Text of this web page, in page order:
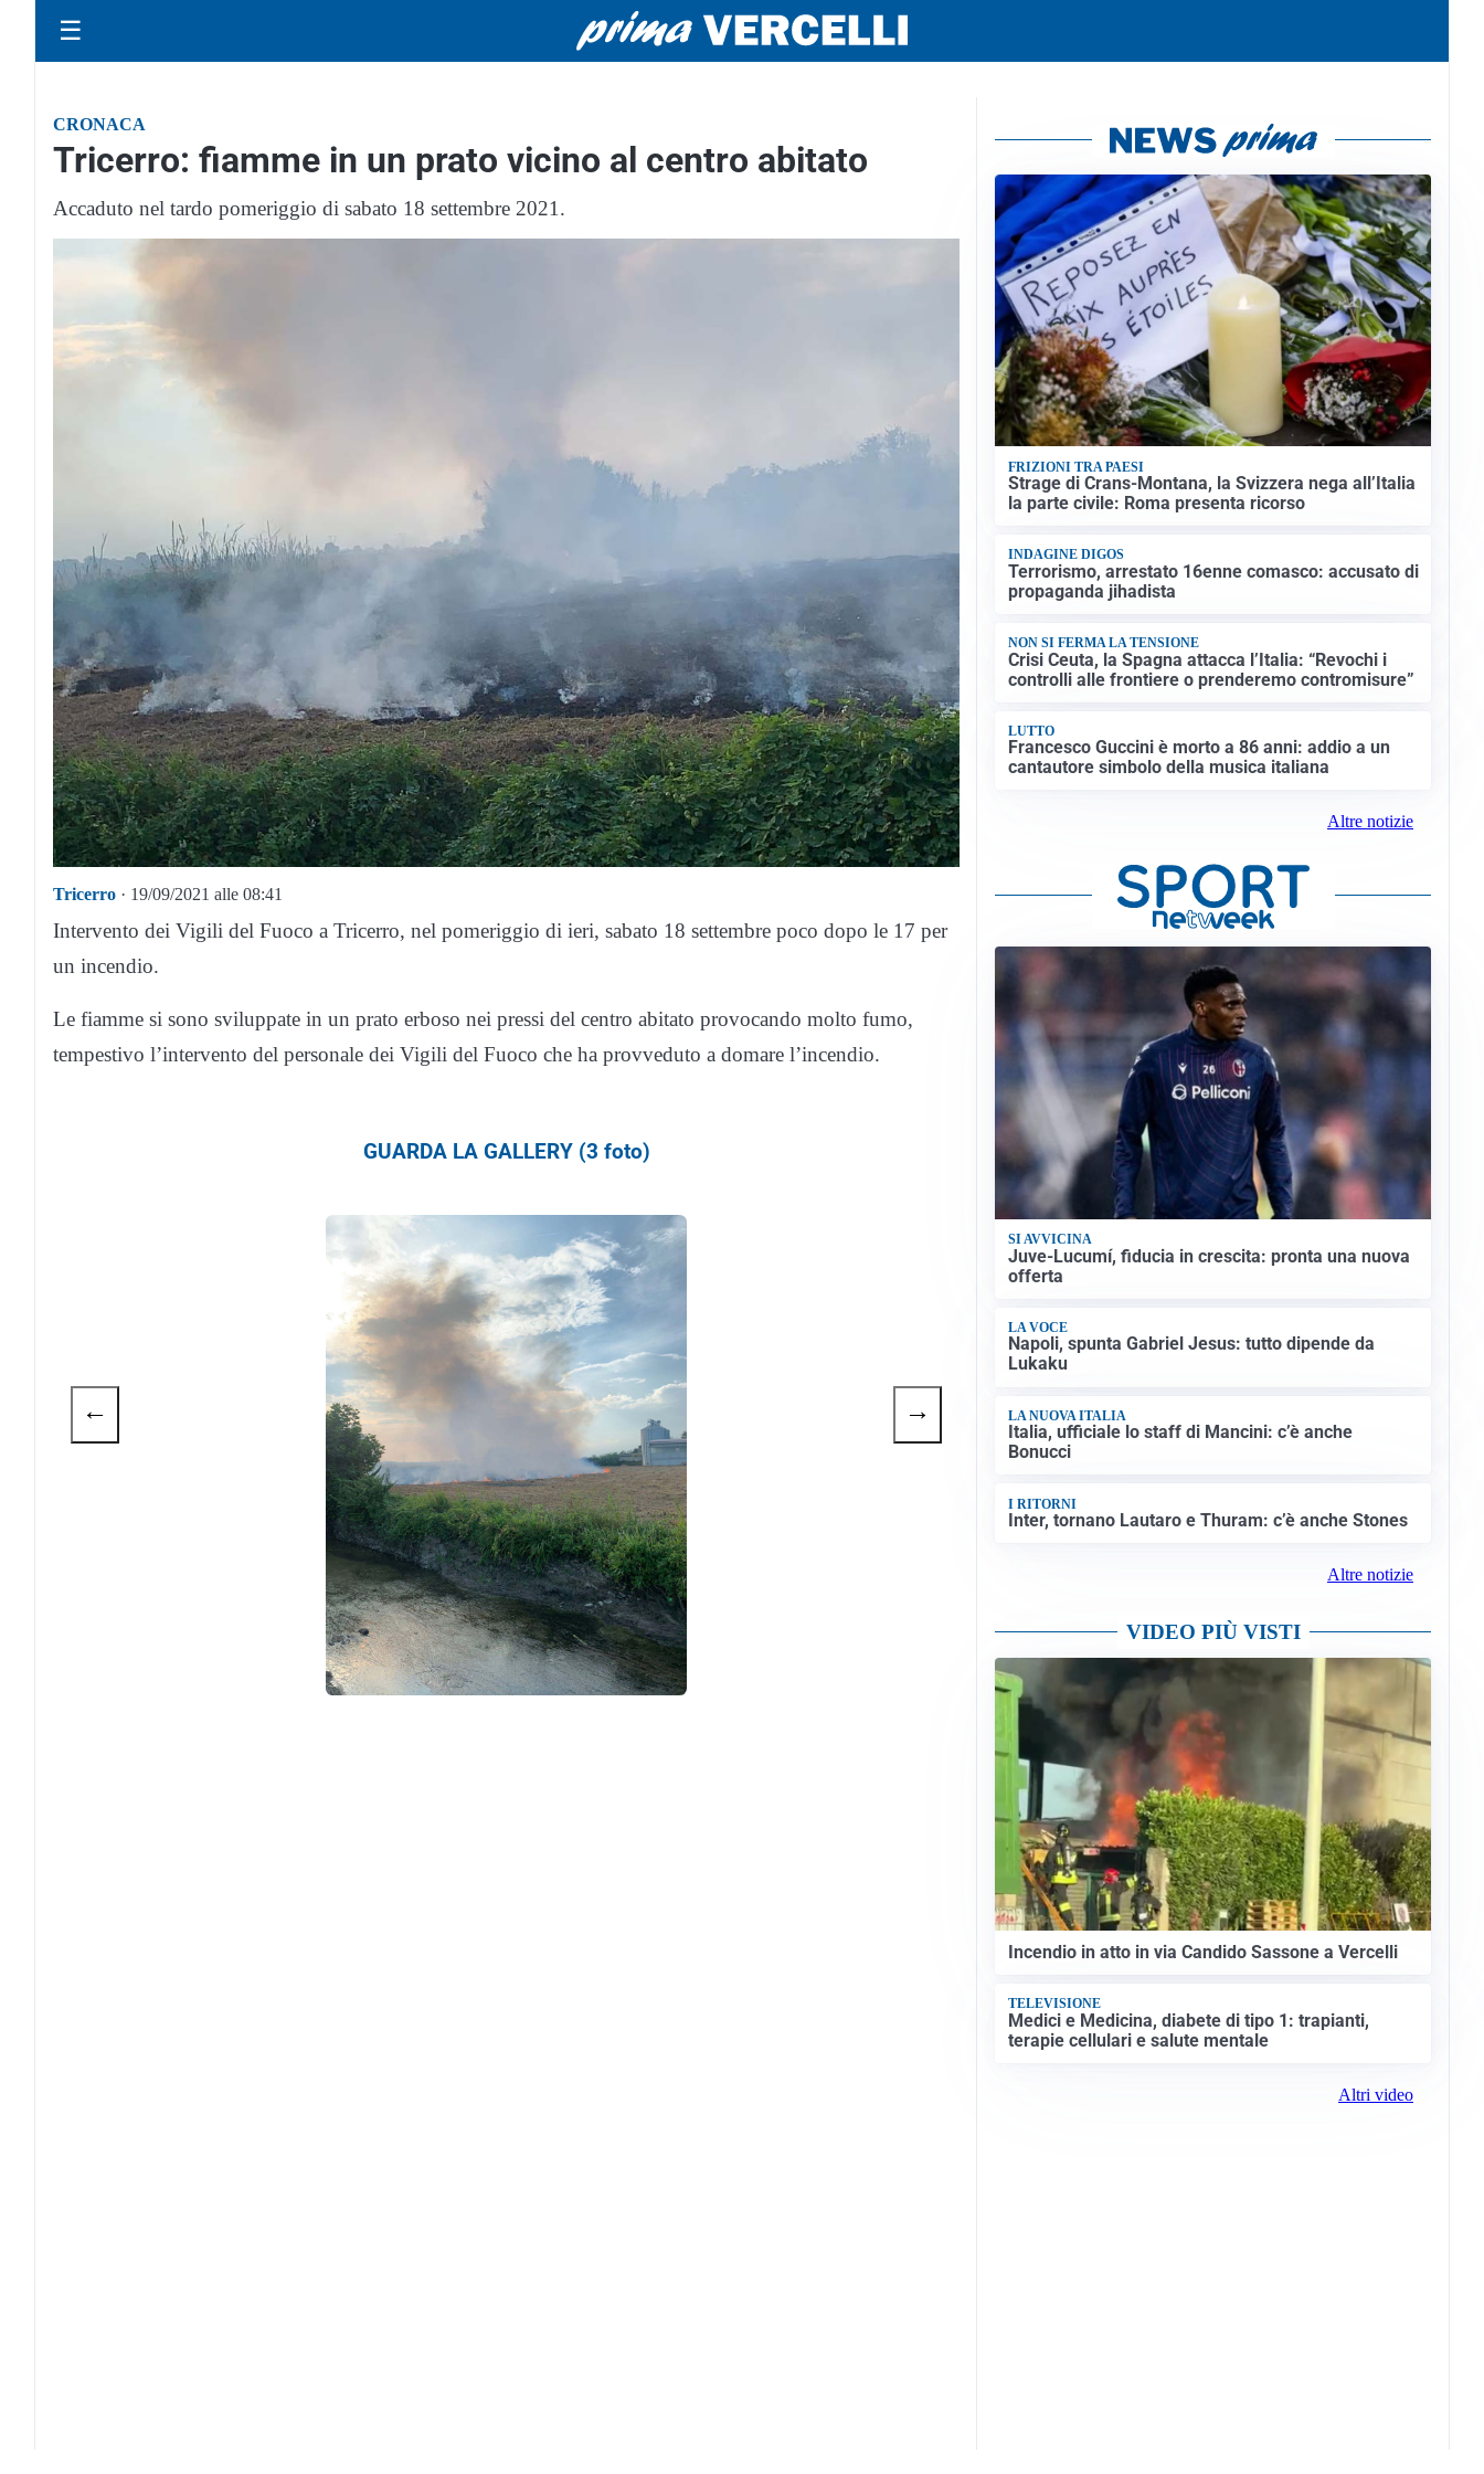
☰
CRONACA
Tricerro: fiamme in un prato vicino al centro abitato
Accaduto nel tardo pomeriggio di sabato 18 settembre 2021.
Tricerro · 19/09/2021 alle 08:41
Intervento dei Vigili del Fuoco a Tricerro, nel pomeriggio di ieri, sabato 18 settembre poco dopo le 17 per
un incendio.
Le fiamme si sono sviluppate in un prato erboso nei pressi del centro abitato provocando molto fumo,
tempestivo l’intervento del personale dei Vigili del Fuoco che ha provveduto a domare l’incendio.
GUARDA LA GALLERY (3 foto)
← →
FRIZIONI TRA PAESI
Strage di Crans-Montana, la Svizzera nega all’Italia
la parte civile: Roma presenta ricorso
INDAGINE DIGOS
Terrorismo, arrestato 16enne comasco: accusato di
propaganda jihadista
NON SI FERMA LA TENSIONE
Crisi Ceuta, la Spagna attacca l’Italia: “Revochi i
controlli alle frontiere o prenderemo contromisure”
LUTTO
Francesco Guccini è morto a 86 anni: addio a un
cantautore simbolo della musica italiana
Altre notizie
SI AVVICINA
Juve-Lucumí, fiducia in crescita: pronta una nuova
offerta
LA VOCE
Napoli, spunta Gabriel Jesus: tutto dipende da
Lukaku
LA NUOVA ITALIA
Italia, ufficiale lo staff di Mancini: c’è anche
Bonucci
I RITORNI
Inter, tornano Lautaro e Thuram: c’è anche Stones
Altre notizie
VIDEO PIÙ VISTI
Incendio in atto in via Candido Sassone a Vercelli
TELEVISIONE
Medici e Medicina, diabete di tipo 1: trapianti,
terapie cellulari e salute mentale
Altri video